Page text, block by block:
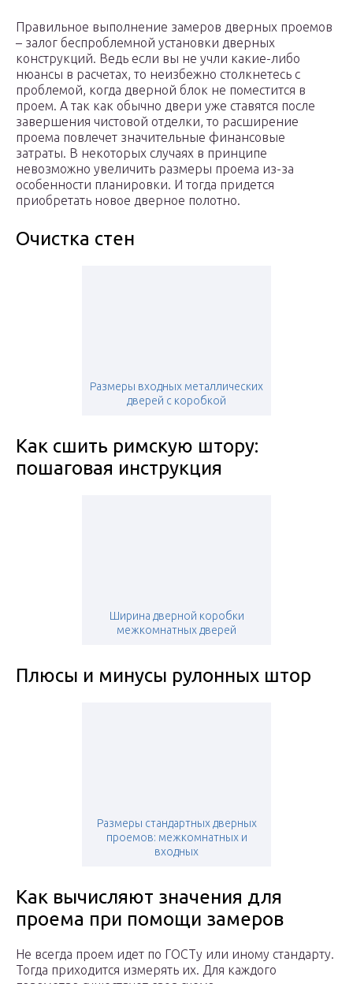
Правильное выполнение замеров дверных проемов
– залог беспроблемной установки дверных
конструкций. Ведь если вы не учли какие-либо
нюансы в расчетах, то неизбежно столкнетесь с
проблемой, когда дверной блок не поместится в
проем. А так как обычно двери уже ставятся после
завершения чистовой отделки, то расширение
проема повлечет значительные финансовые
затраты. В некоторых случаях в принципе
невозможно увеличить размеры проема из-за
особенности планировки. И тогда придется
приобретать новое дверное полотно.
Очистка стен
Размеры входных металлических
дверей с коробкой
Как сшить римскую штору:
пошаговая инструкция
Ширина дверной коробки
межкомнатных дверей
Плюсы и минусы рулонных штор
Размеры стандартных дверных
проемов: межкомнатных и
входных
Как вычисляют значения для
проема при помощи замеров
Не всегда проем идет по ГОСТу или иному стандарту.
Тогда приходится измерять их. Для каждого